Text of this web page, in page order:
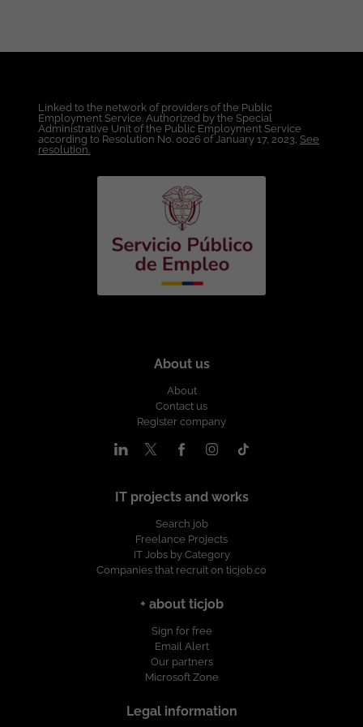
Conocimientos indispensables: Angular
(versión 14 o superior). TypeScript. RxJS.
HTML5. CSS3 y SCSS. Angular Material.
y control de versiones. SQL Server o
PostgreSQL. Conocimientos deseables:
Desarrollo Backend con .NET Core, C# o
Node.js, NestJS. Desarrollo de APIs REST.
Autenticación mediante JWT. Azure
DevOps o GitHub. Integración y
despliegue continuo (CI/CD). Docker.
Plataformas Cloud (Azure o AWS).
Lunes a viernes - Horario de oficina.
¡Postúlate y haz parte de un equipo que
impulsa soluciones tecnológicas
innovadoras! Esta oferta de trabajo es
ticjob.co
Linked to the network of providers of the Public
Employment Service. Authorized by the Special
Administrative Unit of the Public Employment Service
according to Resolution No. 0026 of January 17, 2023, See
resolution.
About us
About
Contact us
Register company
IT projects and works
Search job
Freelance Projects
IT Jobs by Category
Companies that recruit on ticjob.co
+ about ticjob
Sign for free
Email Alert
Our partners
Microsoft Zone
Legal information